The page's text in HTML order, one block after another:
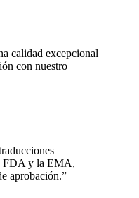
calidad excepcional
con nuestro
FDA y la EMA,
aprobación.”